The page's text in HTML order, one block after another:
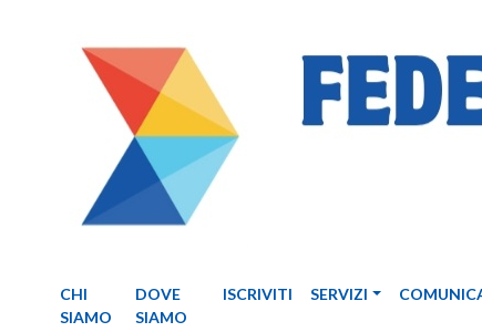
CHI
SIAMO
DOVE
SIAMO
ISCRIVITI SERVIZI